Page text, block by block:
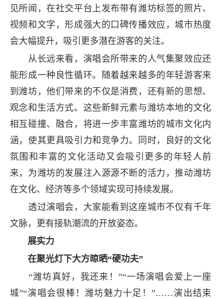
见所闻，在社交平台上发布带有潍坊标签的照片、
视频和文字，形成强大的口碑传播效应，城市热度
会大幅提升，吸引更多潜在游客的关注。
从长远来看，演唱会所带来的人气集聚效应还
能形成一种良性循环。随着越来越多的年轻游客来
到潍坊，他们带来的不仅是消费，还有新的思想、
观念和生活方式。这些新鲜元素与潍坊本地的文化
相互碰撞、融合，将进一步丰富潍坊的城市文化内
涵，使其更具吸引力和竞争力。同时，良好的文化
氛围和丰富的文化活动又会吸引更多的年轻人前
来，为潍坊的发展注入源源不断的活力，推动潍坊
在文化、经济等多个领域实现可持续发展。
透过演唱会，大家能看到这座城市不仅有千年
文脉，更有接轨潮流的开放姿态。
展实力
在聚光灯下大方晾晒“硬功夫”
“潍坊真好，我还来！”“一场演唱会爱上一座
城”“演唱会很棒！潍坊魅力十足！”……演出结束